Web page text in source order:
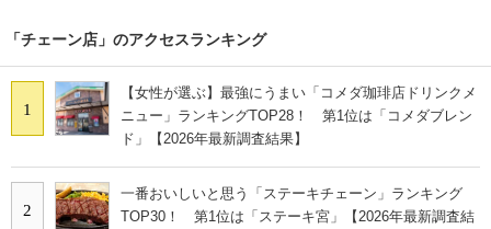
「チェーン店」のアクセスランキング
1
【女性が選ぶ】最強にうまい「コメダ珈琲店ドリンクメ
ニュー」ランキングTOP28！ 第1位は「コメダブレン
ド」【2026年最新調査結果】
2
一番おいしいと思う「ステーキチェーン」ランキング
TOP30！ 第1位は「ステーキ宮」【2026年最新調査結